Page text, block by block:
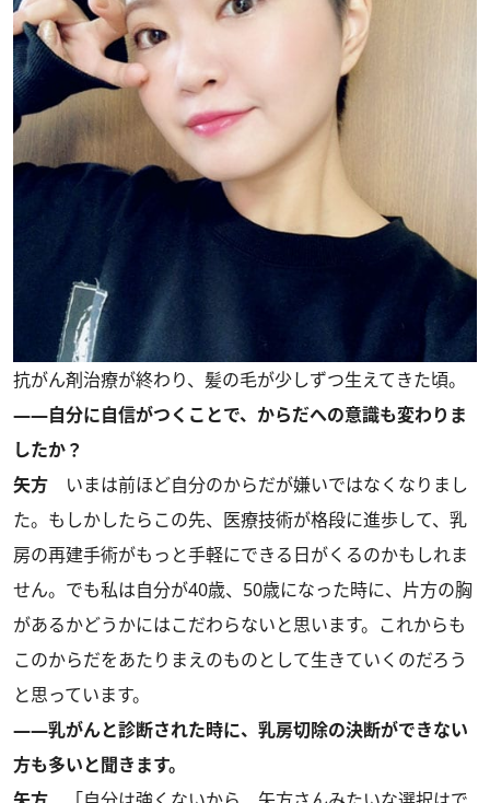
抗がん剤治療が終わり、髪の毛が少しずつ生えてきた頃。
――自分に自信がつくことで、からだへの意識も変わりま
したか？
矢方 いまは前ほど自分のからだが嫌いではなくなりまし
た。もしかしたらこの先、医療技術が格段に進歩して、乳
房の再建手術がもっと手軽にできる日がくるのかもしれま
せん。でも私は自分が40歳、50歳になった時に、片方の胸
があるかどうかにはこだわらないと思います。これからも
このからだをあたりまえのものとして生きていくのだろう
と思っています。
――乳がんと診断された時に、乳房切除の決断ができない
方も多いと聞きます。